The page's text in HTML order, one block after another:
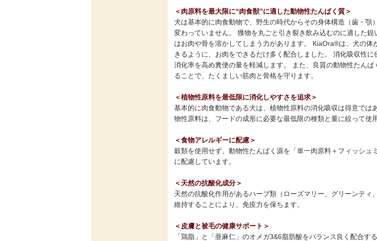
＜肉原料を最大限に“肉食獣”に適した動物性たんぱく質＞
犬は基本的に肉食動物で、野生の時代からその身体構造（歯・顎
変わっていません。 獲物を丸ごと引き裂き飲み込むのに適した
はお肉や骨を溶かしてしまう力があります。 KiaOra®は、犬の体
きるように、お肉をできるだけ多く配合しました。 消化吸収性に
消化率を高め糞便の量を軽減します。 また、良質の動物性たん
ることで、たくましい筋肉と骨格を守ります。
＜植物性原料を最低限に消化しやすさを追求＞
基本的に肉食動物である犬は、植物性原料の消化吸収は得意では
物性原料は、フードの成形に必要な最低限の種類と量に絞って使
＜食物アレルギーに配慮＞
穀類を使用せず、動物性たんぱく源を「単一肉原料＋フィッシュ
に配慮しています。
＜天然の抗酸化成分＞
天然の抗酸化作用があるハーブ類（ローズマリー、グリーンティ
維持することにより、免疫力を保ちます。
＜皮膚と被毛の健康サポート＞
「鶏脂」と「亜麻仁」のオメガ3&6脂肪酸をバランス良く配合す